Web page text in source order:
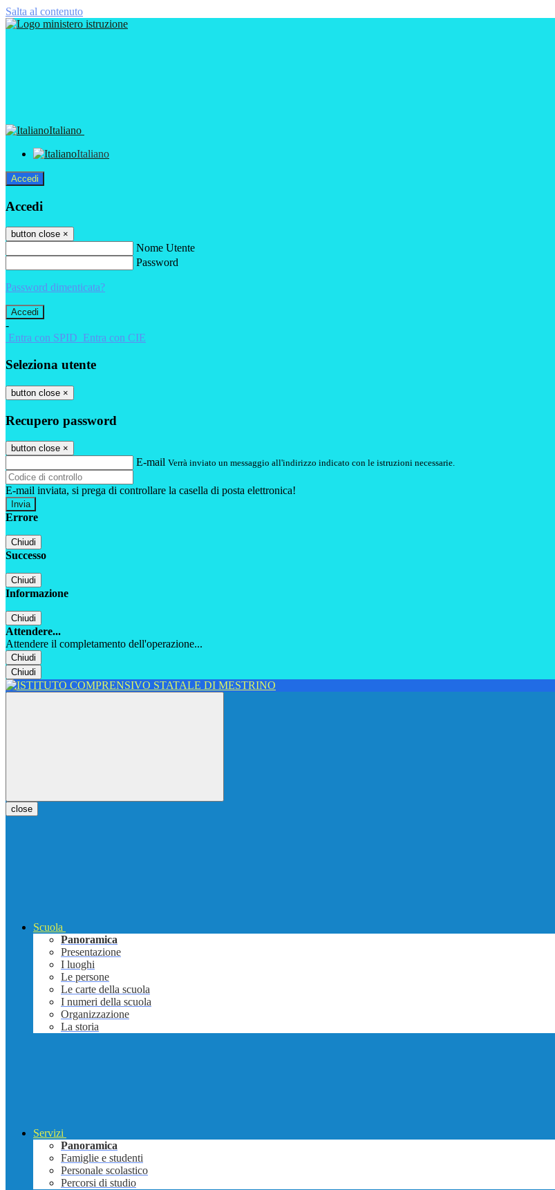
Salta al contenuto
Italiano
Italiano
Accedi
Accedi
button close ×
Nome Utente
Password
Password dimenticata?
-
Entra con SPID Entra con CIE
Seleziona utente
button close ×
Recupero password
button close ×
E-mail Verrà inviato un messaggio all'indirizzo indicato con le istruzioni necessarie.
E-mail inviata, si prega di controllare la casella di posta elettronica!
Errore
Chiudi
Successo
Chiudi
Informazione
Chiudi
Attendere...
Attendere il completamento dell'operazione...
Chiudi
Chiudi
close
Scuola
Panoramica
Presentazione
I luoghi
Le persone
Le carte della scuola
I numeri della scuola
Organizzazione
La storia
Servizi
Panoramica
Famiglie e studenti
Personale scolastico
Percorsi di studio